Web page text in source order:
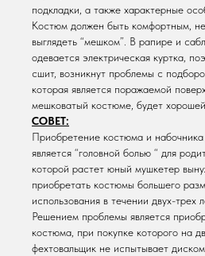
подкладки, а также характерные
Костюм должен быть комфортным,
выглядеть “мешком”. В рапире и
одевается электрическая куртка,
сшит, возникнут проблемы с
которая является поражаемой
мешковатый костюме, будет
СОВЕТ:
Приобретение костюма и
является “головной болью “ для
которой растет юный мушкетер
приобретать костюмы большего
использования в течении двух-трех
Решением проблемы является
костюма, при покупке которого на
фехтовальщик не испытывает